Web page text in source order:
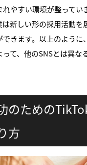
れやすい環境が整ってい
は新しい形の採用活動を
きます。以上のように
て、他のSNSとは異な
のための
方